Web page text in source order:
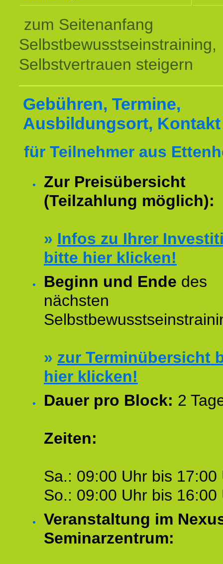
zum Seitenanfang
Selbstbewusstseinstraining,
Selbstvertrauen steigern
Gebühren, Termine,
Ausbildungsort, Kontakt
für Teilnehmer aus
Zur Preisübersicht
(Teilzahlung möglich):
» Infos zu Ihrer
bitte hier klicken!
Beginn und Ende des
nächsten
» zur Terminübersicht
hier klicken!
Dauer pro Block: 2
Zeiten:
Sa.: 09:00 Uhr bis 17:00
So.: 09:00 Uhr bis 16:00
Veranstaltung im
Seminarzentrum: